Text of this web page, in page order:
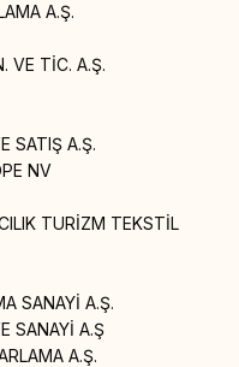
A.Ş.
VE TİC. A.Ş.
SATIŞ A.Ş.
NV
TURİZM TEKSTİL
SANAYİ A.Ş.
SANAYİ A.Ş
A.Ş.